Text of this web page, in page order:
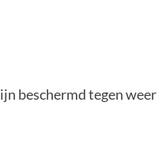
beschermd tegen weer